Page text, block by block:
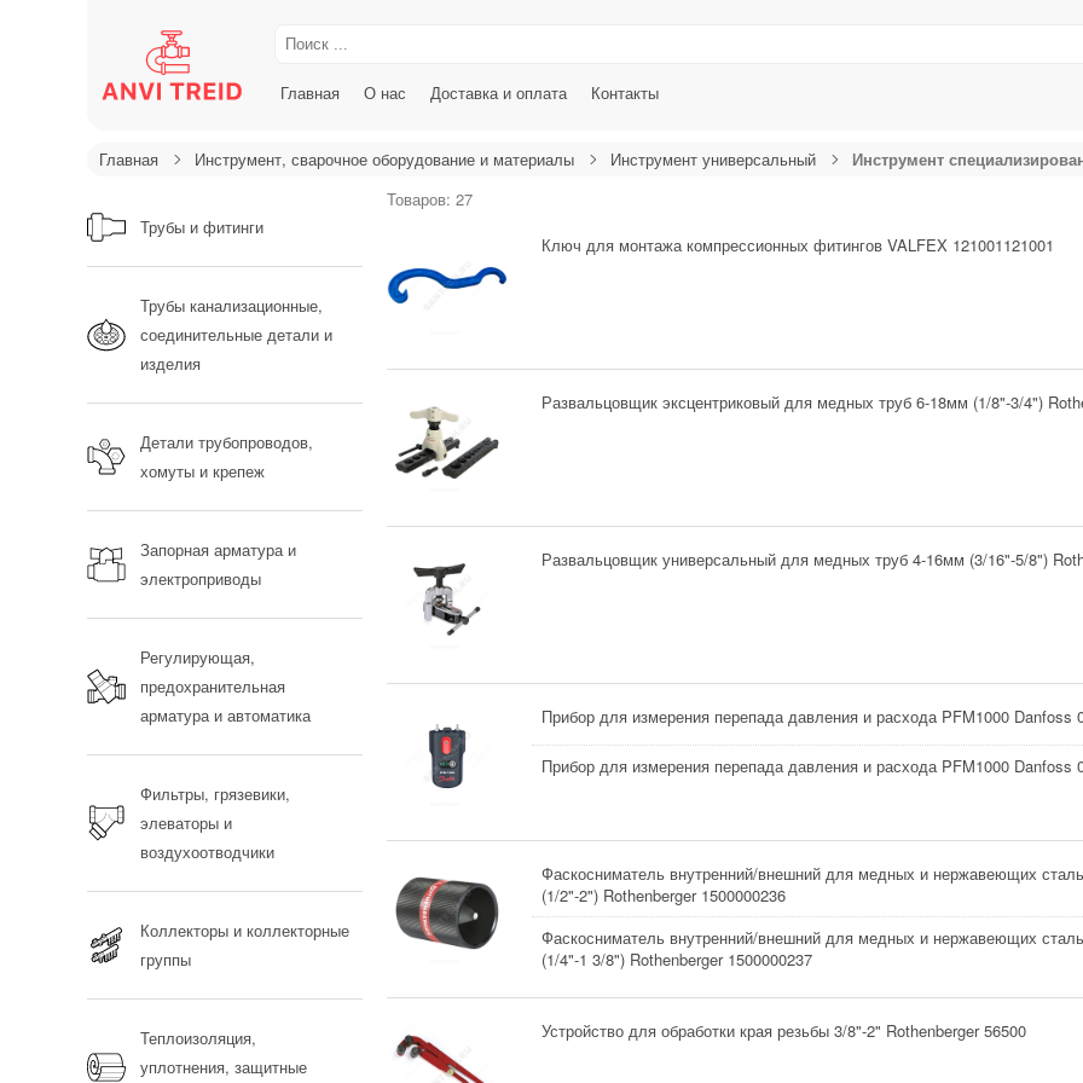
Главная О нас Доставка и оплата Контакты
Главная Инструмент, сварочное оборудование и материалы Инструмент универсальный Инструмент
Трубы и фитинги
Трубы канализационные,
соединительные детали и
изделия
Детали трубопроводов,
хомуты и крепеж
Запорная арматура и
электроприводы
Регулирующая,
предохранительная
арматура и автоматика
Фильтры, грязевики,
элеваторы и
воздухоотводчики
Коллекторы и коллекторные
группы
Теплоизоляция,
уплотнения, защитные
Товаров: 27
Ключ для монтажа компрессионных фитингов VALFEX 121001121001
Развальцовщик эксцентриковый для медных труб 6-18мм (1/8"-3/4")
Развальцовщик универсальный для медных труб 4-16мм (3/16"-5/8")
Прибор для измерения перепада давления и расхода PFM1000 Danfoss
Прибор для измерения перепада давления и расхода PFM1000 Danfoss
Фаскосниматель внутренний/внешний для медных и нержавеющих
(1/2"-2") Rothenberger 1500000236
Фаскосниматель внутренний/внешний для медных и нержавеющих
(1/4"-1 3/8") Rothenberger 1500000237
Устройство для обработки края резьбы 3/8"-2" Rothenberger 56500